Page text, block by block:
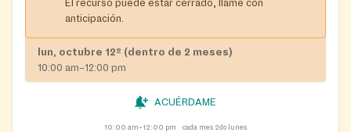
El recurso puede estar cerrado, llame con
anticipación.
lun, octubre 12º (dentro de 2 meses)
10:00 am–12:00 pm
ACUÉRDAME
10:00 am–12:00 pm cada mes 2do lunes